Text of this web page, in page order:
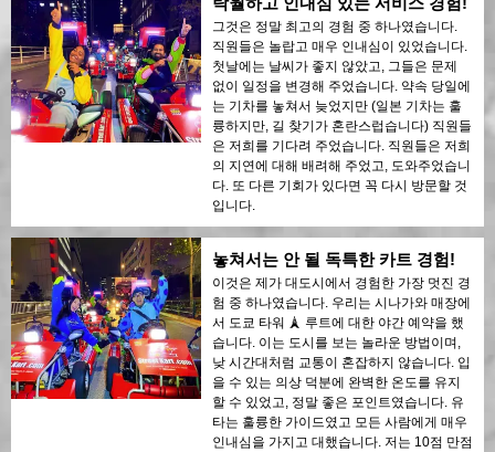
그것은 정말 최고의 경험 중 하나였습니다.
직원들은 놀랍고 매우 인내심이 있었습니다.
첫날에는 날씨가 좋지 않았고, 그들은 문제
없이 일정을 변경해 주었습니다. 약속 당일에
는 기차를 놓쳐서 늦었지만 (일본 기차는 훌
륭하지만, 길 찾기가 혼란스럽습니다) 직원들
은 저희를 기다려 주었습니다. 직원들은 저희
의 지연에 대해 배려해 주었고, 도와주었습니
다. 또 다른 기회가 있다면 꼭 다시 방문할 것
입니다.
놓쳐서는 안 될 독특한 카트 경험!
이것은 제가 대도시에서 경험한 가장 멋진 경
험 중 하나였습니다. 우리는 시나가와 매장에
서 도쿄 타워 🗼 루트에 대한 야간 예약을 했
습니다. 이는 도시를 보는 놀라운 방법이며,
낮 시간대처럼 교통이 혼잡하지 않습니다. 입
을 수 있는 의상 덕분에 완벽한 온도를 유지
할 수 있었고, 정말 좋은 포인트였습니다. 유
타는 훌륭한 가이드였고 모든 사람에게 매우
인내심을 가지고 대했습니다. 저는 10점 만점